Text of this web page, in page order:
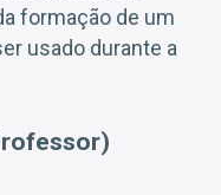
formação de um
usado durante a